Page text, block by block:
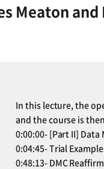
Meaton
In this lecture, the
and the course is
0:00:00- [Part II]
0:04:45- Trial
0:48:13- DMC